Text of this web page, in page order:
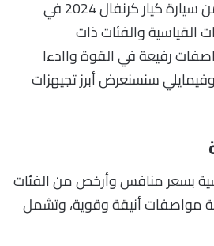
هناك 3 فئات متوفرة من سيارة كيار كرنفال 2024 في
القياسية والفئات ذات
رفيعة في القوة واادءا
وفيمايلي سنسنعرض أبرز تجيهزات
بسعر منافس وأرخص من الفئات
مواصفات أنيقة وقوية، وتشمل